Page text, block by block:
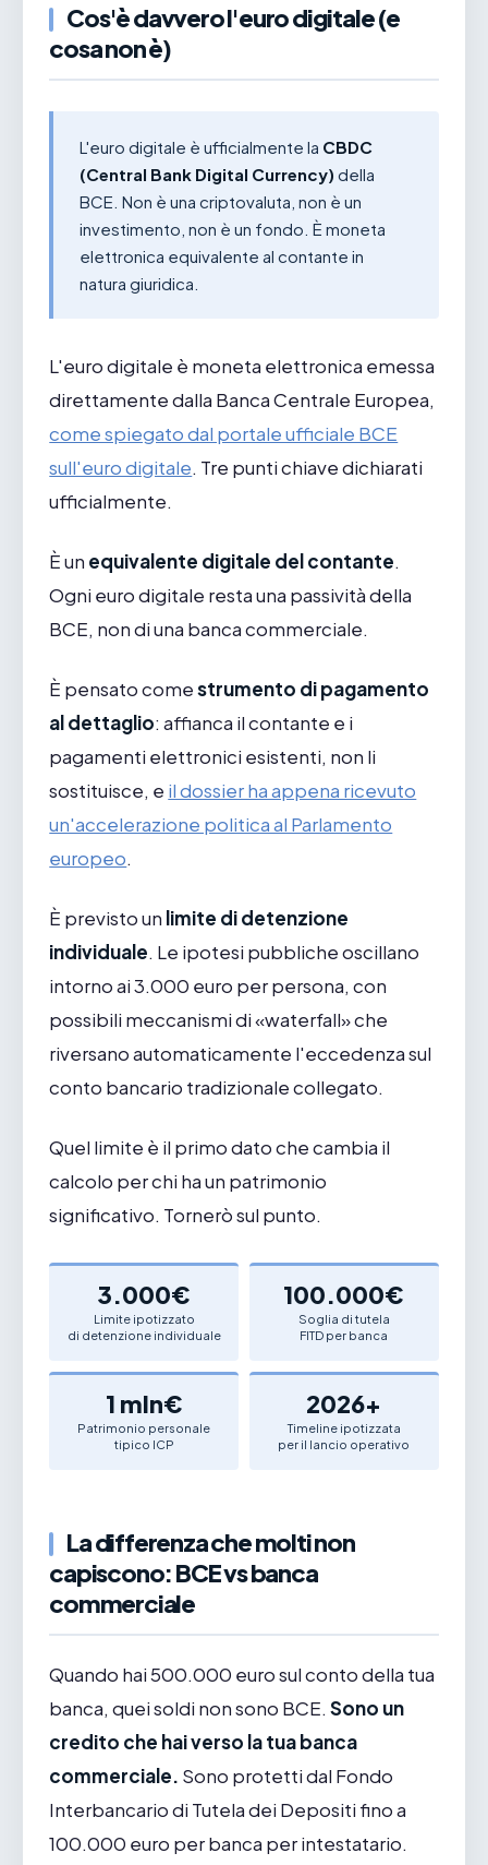
Cos'è davvero l'euro digitale (e
cosa non è)
L'euro digitale è ufficialmente la CBDC
(Central Bank Digital Currency) della
BCE. Non è una criptovaluta, non è un
investimento, non è un fondo. È moneta
elettronica equivalente al contante in
natura giuridica.
L'euro digitale è moneta elettronica emessa
direttamente dalla Banca Centrale Europea,
come spiegato dal portale ufficiale BCE
sull'euro digitale. Tre punti chiave dichiarati
ufficialmente.
È un equivalente digitale del contante.
Ogni euro digitale resta una passività della
BCE, non di una banca commerciale.
È pensato comestrumento di pagamento
al dettaglio: affianca il contante e i
pagamenti elettronici esistenti, non li
sostituisce, e il dossier ha appena ricevuto
un'accelerazione politica al Parlamento
europeo.
È previsto un limite di detenzione
individuale. Le ipotesi pubbliche oscillano
intorno ai 3.000 euro per persona, con
possibili meccanismi di «waterfall» che
riversano automaticamente l'eccedenza sul
conto bancario tradizionale collegato.
Quel limite è il primo dato che cambia il
calcolo per chi ha un patrimonio
significativo. Tornerò sul punto.
3.000€
Limite ipotizzato
di detenzione individuale
100.000€
Soglia di tutela
FITD per banca
1 mln€
Patrimonio personale
tipico ICP
2026+
Timeline ipotizzata
per il lancio operativo
La differenza che molti non
capiscono: BCE vs banca
commerciale
Quando hai 500.000 euro sul conto della tua
banca, quei soldi non sono BCE.Sono un
credito che hai verso la tua banca
commerciale. Sono protetti dal Fondo
Interbancario di Tutela dei Depositi fino a
100.000 euro per banca per intestatario.